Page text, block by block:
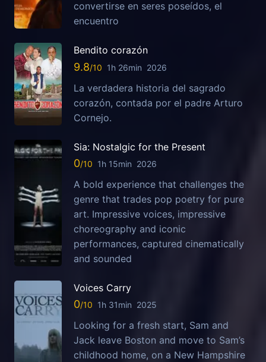
convertirse en seres poseídos, el
encuentro
Bendito corazón
9.8 1h 26min 2026
La verdadera historia del sagrado
corazón, contada por el padre Arturo
Cornejo.
Sia: Nostalgic for the Present
0 1h 15min 2026
A bold experience that challenges the
genre that trades pop poetry for pure
art. Impressive voices, impressive
choreography and iconic
performances, captured cinematically
and sounded
Voices Carry
0 1h 31min 2025
Looking for a fresh start, Sam and
Jack leave Boston and move to Sam’s
childhood home, on a New Hampshire